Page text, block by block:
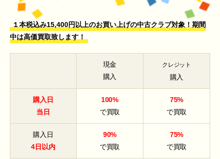
１本税込み15,400円以上のお買い上げの中古クラブ対象！期間
中は高価買取致します！
現金
購入
クレジット
購入
購入日
当日
100%
で買取
75%
で買取
購入日
4日以内
90%
で買取
75%
で買取